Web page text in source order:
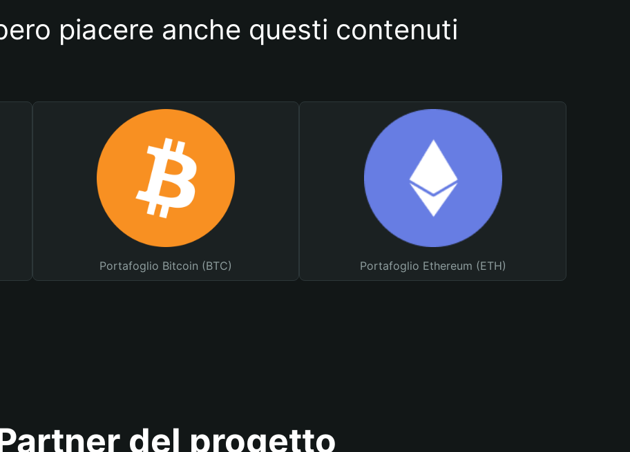
piacere anche questi contenuti
Portafoglio Bitcoin (BTC) Portafoglio Ethereum (ETH)
del progetto